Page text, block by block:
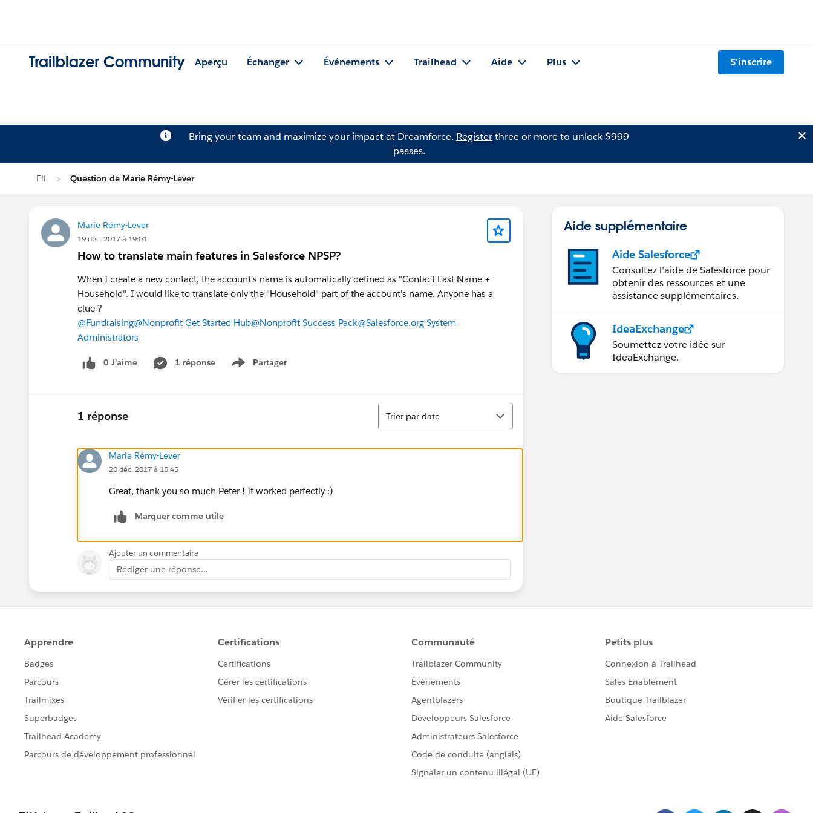
Trailblazer Community Aperçu Échanger Événements Trailhead Aide Plus S'inscrire
Bring your team and maximize your impact at Dreamforce. Registerthree or more to unlock $999
passes.
Fil Question de Marie Rémy-Lever
Marie Rémy-Lever
19 déc. 2017 à 19:01
How to translate main features in Salesforce NPSP?
When I create a new contact, the account's name is automatically defined as "Contact Last Name +
Household". I would like to translate only the "Household" part of the account's name. Anyone has a
clue ?
@Fundraising@Nonprofit Get Started Hub@Nonprofit Success Pack@Salesforce.org System
Administrators
0 J’aime 1 réponse Partager
Show menu
1 réponse
Tri
Trier par date
Marie Rémy-Lever
20 déc. 2017 à 15:45
Great, thank you so much Peter ! It worked perfectly :)
Marquer comme utile
Ajouter un commentaire
Rédiger une réponse...
Aide supplémentaire
Aide Salesforce
Consultez l’aide de Salesforce pour
obtenir des ressources et une
assistance supplémentaires.
IdeaExchange
Soumettez votre idée sur
IdeaExchange.